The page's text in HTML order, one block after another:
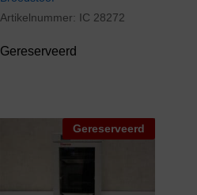
Artikelnummer: IC 28272
Gereserveerd
Gereserveerd